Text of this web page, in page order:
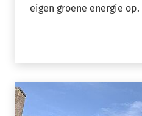
eigen groene energie op.